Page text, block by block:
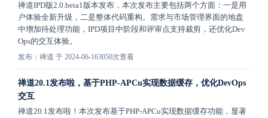
禅道IPD版2.0.beta1版本发布，本次发布主要包括两个方面：一是用
户体验全新升级，二是整体代码重构。需求与市场管理界面的地盘
中增加待处理功能，IPD项目中阶段和评审点支持裁剪，还优化Dev
Ops的交互体验。
发布：禅道 于 2024-06-163050次查看
禅道20.1发布啦，基于PHP-APCu实现数据缓存，优化DevOps
交互
禅道20.1发布啦！本次发布基于PHP-APCu实现数据缓存功能，显著